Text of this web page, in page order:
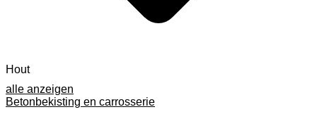
alle anzeigen
Betonbekisting en carrosserie
Hout